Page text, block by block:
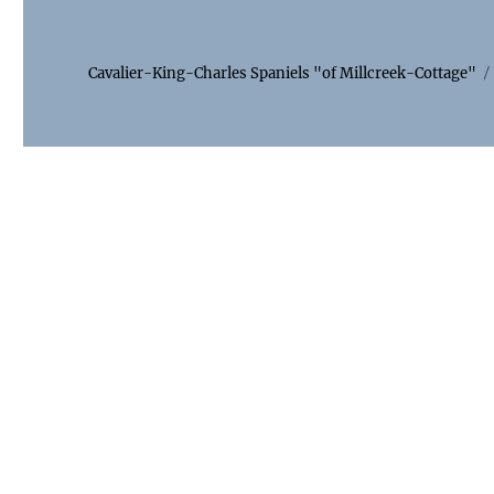
Cavalier-King-Charles Spaniels "of Millcreek-Cottage"